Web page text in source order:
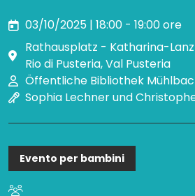
03/10/2025 | 18:00 - 19:00 ore
Rathausplatz - Katharina-
Rio di Pusteria, Val Pusteria
Öffentliche Bibliothek
Sophia Lechner und
Evento per bambini